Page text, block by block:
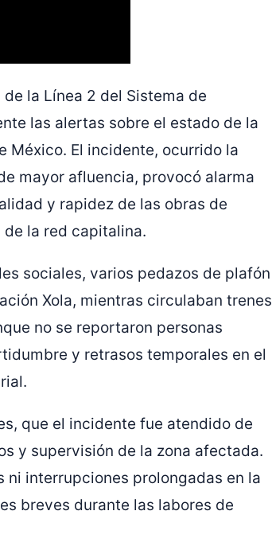
la Línea 2 del Sistema de
las alertas sobre el estado de la
El incidente, ocurrido la
mayor afluencia, provocó alarma
y rapidez de las obras de
la red capitalina.
sociales, varios pedazos de plafón
Xola, mientras circulaban trenes
no se reportaron personas
y retrasos temporales en el
que el incidente fue atendido de
y supervisión de la zona afectada.
ni interrupciones prolongadas en la
breves durante las labores de